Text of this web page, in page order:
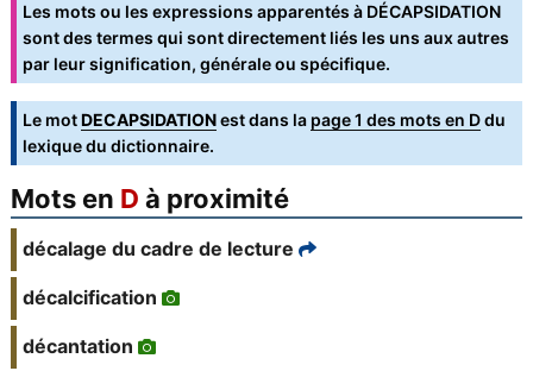
Les mots ou les expressions apparentés à DÉCAPSIDATION
sont des termes qui sont directement liés les uns aux autres
par leur signification, générale ou spécifique.
Le motDECAPSIDATIONest dans la page 1 des mots en Ddu
lexique du dictionnaire.
Mots en D à proximité
décalage du cadre de lecture
décalcification
décantation